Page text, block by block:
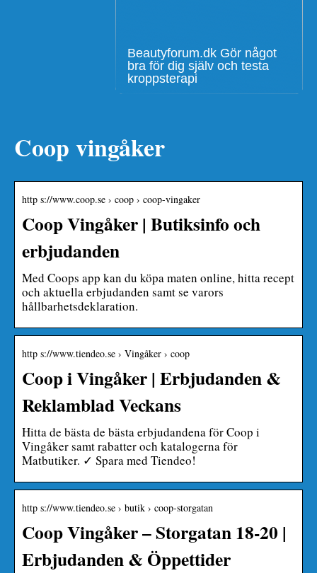
Beautyforum.dk Gör något
bra för dig själv och testa
kroppsterapi
Coop vingåker
http s://www.coop.se › coop › coop-vingaker
Coop Vingåker | Butiksinfo och
erbjudanden
Med Coops app kan du köpa maten online, hitta recept
och aktuella erbjudanden samt se varors
hållbarhetsdeklaration.
http s://www.tiendeo.se › Vingåker › coop
Coop i Vingåker | Erbjudanden &
Reklamblad Veckans
Hitta de bästa de bästa erbjudandena för Coop i
Vingåker samt rabatter och katalogerna för
Matbutiker. ✓ Spara med Tiendeo!
http s://www.tiendeo.se › butik › coop-storgatan
Coop Vingåker – Storgatan 18-20 |
Erbjudanden & Öppettider